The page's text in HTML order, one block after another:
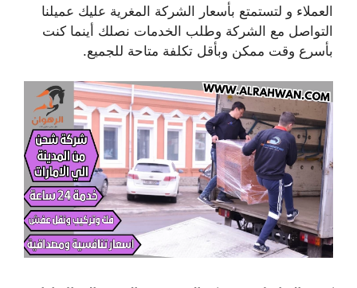
العملاء و لتستمتع بأسعار الشركة المغرية عليك عميلنا
التواصل مع الشركة وطلب الخدمات نصلك أينما كنت
بأسرع وقت ممكن وبأقل تكلفة متاحة للجميع.